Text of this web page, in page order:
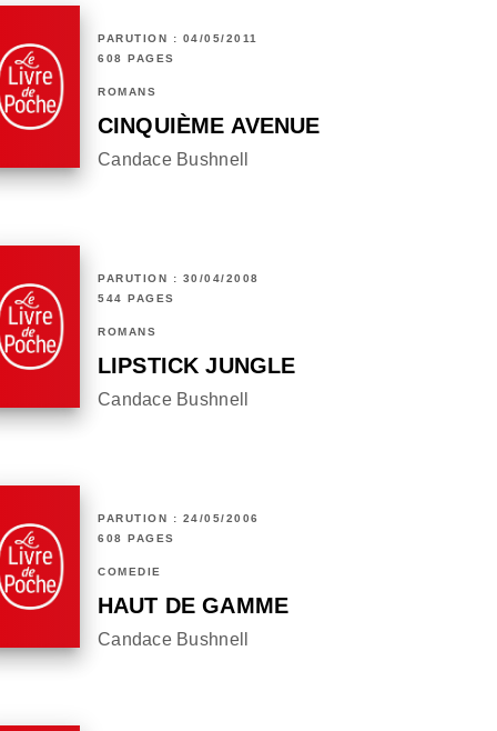
PARUTION : 04/05/2011
608 PAGES
ROMANS
CINQUIÈME AVENUE
Candace Bushnell
PARUTION : 30/04/2008
544 PAGES
ROMANS
LIPSTICK JUNGLE
Candace Bushnell
PARUTION : 24/05/2006
608 PAGES
COMÉDIE
HAUT DE GAMME
Candace Bushnell